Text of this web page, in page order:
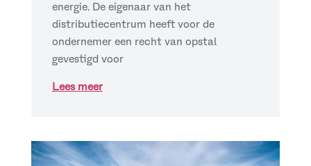
energie. De eigenaar van het
distributiecentrum heeft voor de
ondernemer een recht van opstal
gevestigd voor
Lees meer